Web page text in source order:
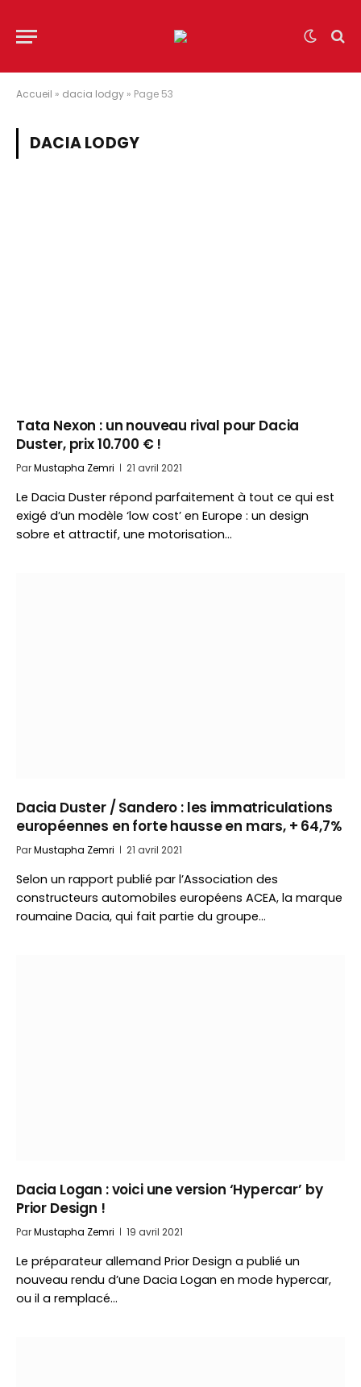
Accueil » dacia lodgy » Page 53
DACIA LODGY
Tata Nexon : un nouveau rival pour Dacia
Duster, prix 10.700 € !
ParMustapha Zemri 21 avril 2021
Le Dacia Duster répond parfaitement à tout ce qui est
exigé d’un modèle ‘low cost’ en Europe : un design
sobre et attractif, une motorisation…
Dacia Duster / Sandero : les immatriculations
européennes en forte hausse en mars, + 64,7%
ParMustapha Zemri 21 avril 2021
Selon un rapport publié par l’Association des
constructeurs automobiles européens ACEA, la marque
roumaine Dacia, qui fait partie du groupe…
Dacia Logan : voici une version ‘Hypercar’ by
Prior Design !
ParMustapha Zemri 19 avril 2021
Le préparateur allemand Prior Design a publié un
nouveau rendu d’une Dacia Logan en mode hypercar,
ou il a remplacé…